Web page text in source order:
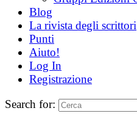
Blog
La rivista degli scrittori
Punti
Aiuto!
Log In
Registrazione
Search for: